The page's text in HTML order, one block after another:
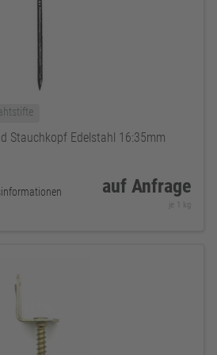
Stauchkopf Edelstahl 16:35mm
auf Anfrage
je 1 kg